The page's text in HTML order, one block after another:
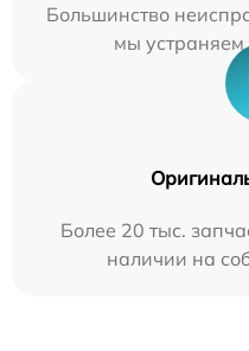
Большинство
мы устраняем
Более 20 тыс.
наличии на